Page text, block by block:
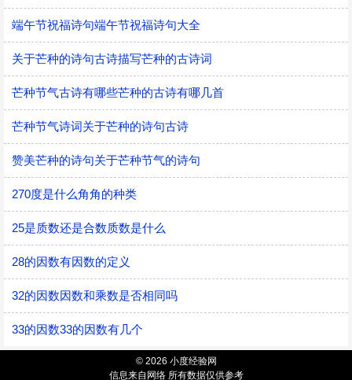
端午节祝福诗句端午节祝福诗句大全
关于芒种的诗句古诗描写芒种的古诗词
芒种节气古诗有哪些芒种的古诗有哪几首
芒种节气诗词关于芒种的诗句古诗
赞美芒种的诗句关于芒种节气的诗句
270度是什么角角的种类
25是质数还是合数质数是什么
28的因数有因数的定义
32的因数因数和乘数是否相同吗
33的因数33的因数有几个
© 2026 小度经验网
信息来自网络 所有数据仅供参考